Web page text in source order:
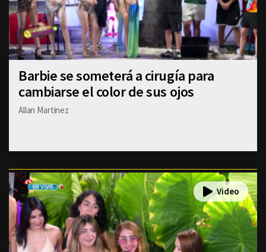
Barbie se someterá a cirugía para
cambiarse el color de sus ojos
Allan Martinez